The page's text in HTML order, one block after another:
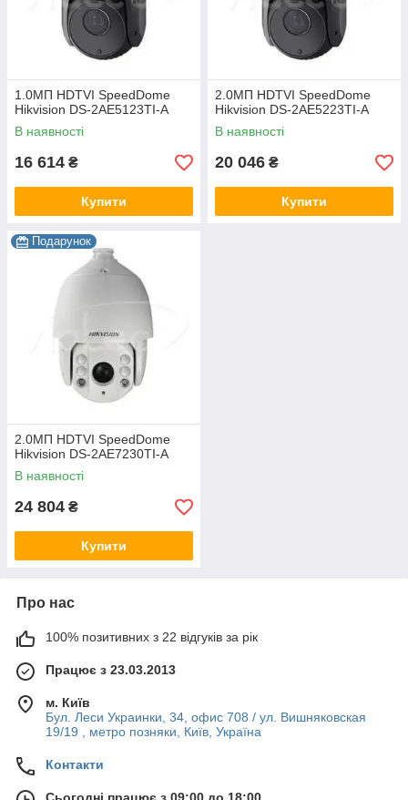
1.0МП HDTVI SpeedDome
Hikvision DS-2AE5123TI-A
В наявності
16 614 ₴
Купити
2.0МП HDTVI SpeedDome
Hikvision DS-2AE5223TI-A
В наявності
20 046 ₴
Купити
Подарунок
2.0МП HDTVI SpeedDome
Hikvision DS-2AE7230TI-A
В наявності
24 804 ₴
Купити
Про нас
100% позитивних з 22 відгуків за рік
Працює з 23.03.2013
м. Київ
Бул. Леси Украинки, 34, офис 708 / ул. Вишняковская
19/19 , метро позняки, Київ, Україна
Контакти